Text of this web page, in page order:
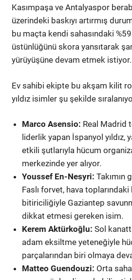
Kasımpaşa ve Antalyaspor
üzerindeki baskıyı artırmış
bu maçta kendi sahasındaki
üstünlüğünü skora yansıtarak
yürüyüşüne devam etmek istiyor.
Ev sahibi ekipte bu akşam kilit
yıldız isimler şu şekilde
Marco Asensio: Real Madrid
liderlik yapan İspanyol yıldız,
etkili şutlarıyla hücum
merkezinde yer alıyor.
Youssef En-Nesyri: Takımın
Faslı forvet, hava
bitiriciliğiyle Gaziantep
dikkat etmesi gereken isim.
Kerem Aktürkoğlu: Sol
adam eksiltme yeteneğiyle
parçalarından biri olmaya
Matteo Guendouzi: Orta